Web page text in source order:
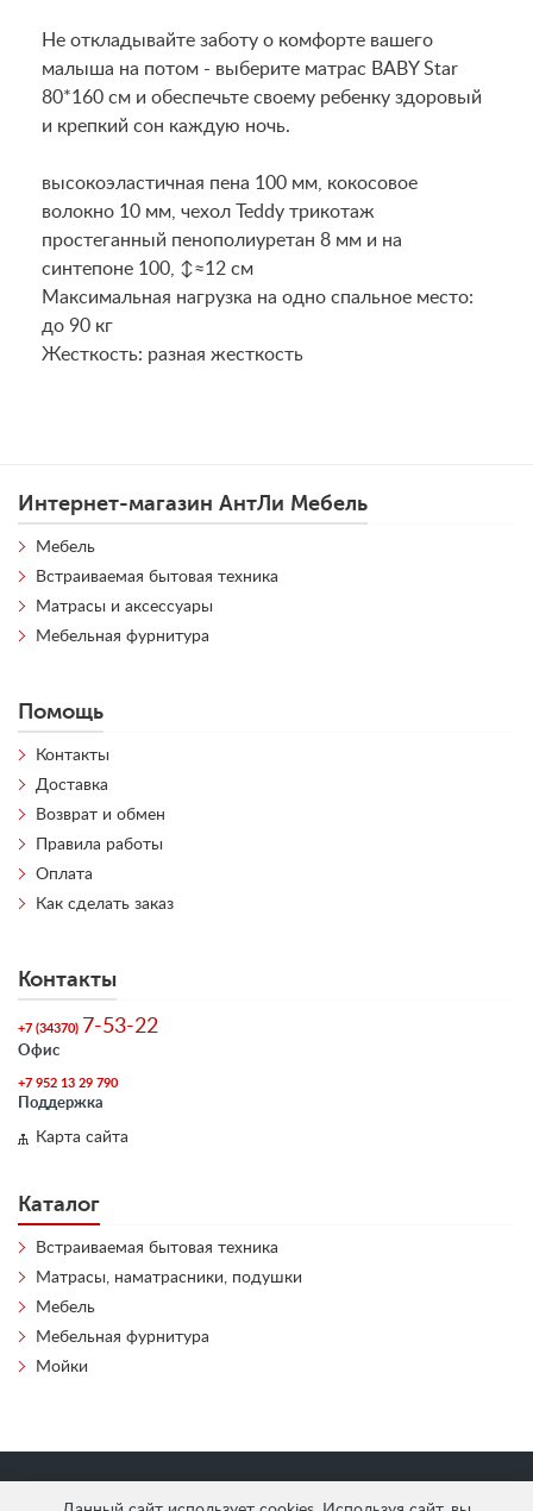
Не откладывайте заботу о комфорте вашего
малыша на потом - выберите матрас BABY Star
80*160 см и обеспечьте своему ребенку здоровый
и крепкий сон каждую ночь.
высокоэластичная пена 100 мм, кокосовое
волокно 10 мм, чехол Teddy трикотаж
простеганный пенополиуретан 8 мм и на
синтепоне 100, ↕≈12 см
Maксимальная нагрузка на одно спальное место:
до 90 кг
Жесткость: разная жесткость
Интернет-магазин АнтЛи Мебель
Мебель
Встраиваемая бытовая техника
Матрасы и аксессуары
Мебельная фурнитура
Помощь
Контакты
Доставка
Возврат и обмен
Правила работы
Оплата
Как сделать заказ
Контакты
+7 (34370) 7-53-22
Офис
+7 952 13 29 790
Поддержка
Карта сайта
Каталог
Встраиваемая бытовая техника
Матрасы, наматрасники, подушки
Мебель
Мебельная фурнитура
Мойки